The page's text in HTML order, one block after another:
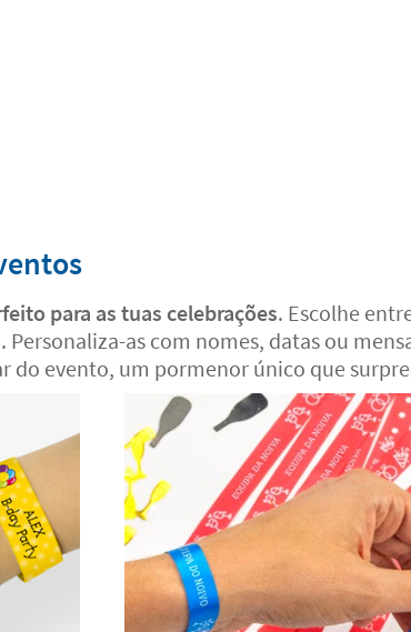
para as tuas celebrações. Escolhe
. Personaliza-as com nomes, datas ou
do evento, um pormenor único que